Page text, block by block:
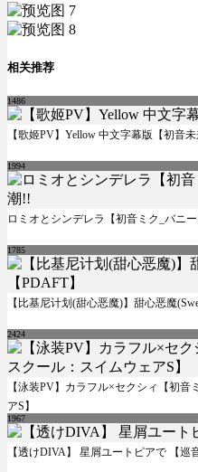
相关推荐
1486
【歌姬PV】Yellow 中文字幕版【初音未
1994
ロミオとシンデレラ【初音ミク_バニ
1785
【比基尼计划(甜心恶魔)】甜心恶魔
2424
【泳装PV】カラフル×セクシィ【初
アS】
1967
【透けDIVA】 星屑ユートピアで 【巡